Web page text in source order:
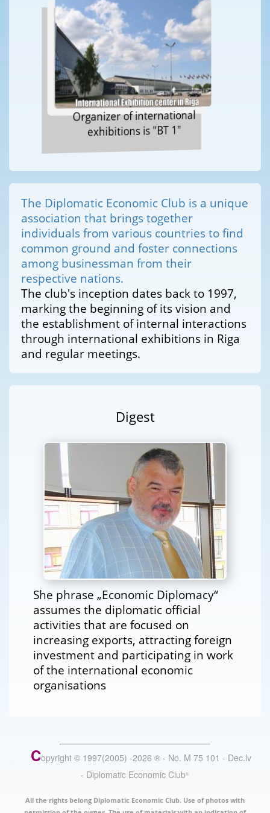
Organizer of international
exhibitions is "BT 1"
The Diplomatic Economic Club is a unique
association that brings together
individuals from various countries to find
common ground and foster connections
among businessman from their
respective nations.
The club's inception dates back to 1997,
marking the beginning of its vision and
the establishment of internal interactions
through international exhibitions in Riga
and regular meetings.
Digest
She phrase „Economic Diplomacy“
assumes the diplomatic official
activities that are focused on
increasing exports, attracting foreign
investment and participating in work
of the international economic
organisations
Copyright © 1997(2005) -2026 ® - No. M 75 101 - Dec.lv
- Diplomatic Economic Club®
All the rights belong Diplomatic Economic Club. Use of photos with